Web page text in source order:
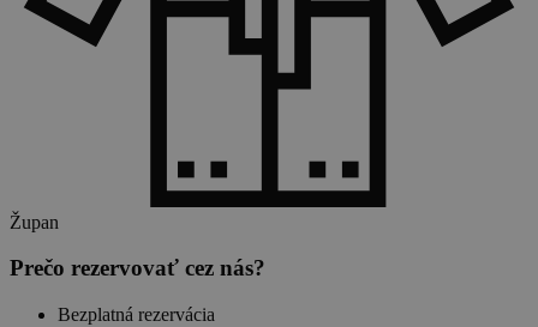
Župan
Prečo rezervovať cez nás?
Bezplatná rezervácia